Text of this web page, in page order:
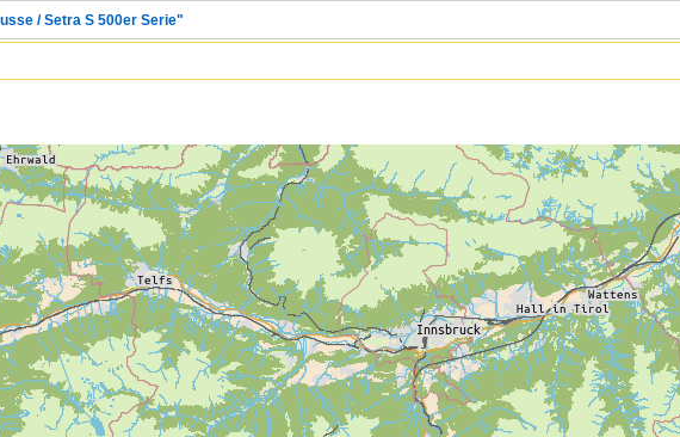
/ Setra S 500er Serie"